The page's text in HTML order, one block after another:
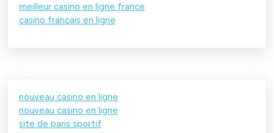
meilleur casino en ligne france
casino francais en ligne
nouveau casino en ligne
nouveau casino en ligne
site de paris sportif